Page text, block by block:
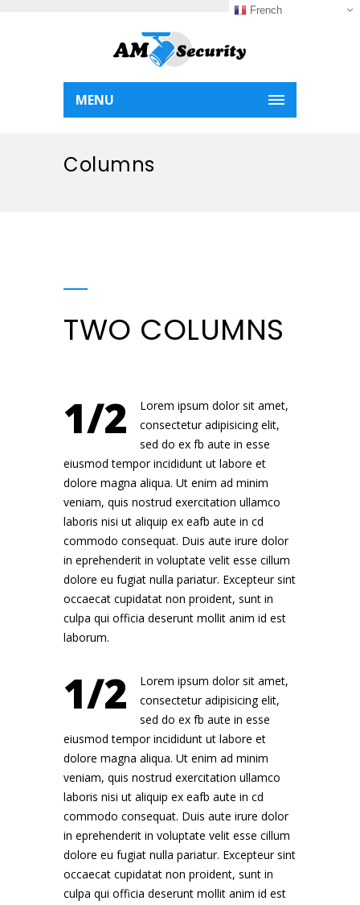
MENU
Columns
TWO COLUMNS
1/2
Lorem ipsum dolor sit amet,
consectetur adipisicing elit,
sed do ex fb aute in esse
eiusmod tempor incididunt ut labore et
dolore magna aliqua. Ut enim ad minim
veniam, quis nostrud exercitation ullamco
laboris nisi ut aliquip ex eafb aute in cd
commodo consequat. Duis aute irure dolor
in eprehenderit in voluptate velit esse cillum
dolore eu fugiat nulla pariatur. Excepteur sint
occaecat cupidatat non proident, sunt in
culpa qui officia deserunt mollit anim id est
laborum.
1/2
Lorem ipsum dolor sit amet,
consectetur adipisicing elit,
sed do ex fb aute in esse
eiusmod tempor incididunt ut labore et
dolore magna aliqua. Ut enim ad minim
veniam, quis nostrud exercitation ullamco
laboris nisi ut aliquip ex eafb aute in cd
commodo consequat. Duis aute irure dolor
in eprehenderit in voluptate velit esse cillum
dolore eu fugiat nulla pariatur. Excepteur sint
occaecat cupidatat non proident, sunt in
culpa qui officia deserunt mollit anim id est
French